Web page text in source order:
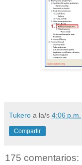
Tukero a la/s 4:06 p.m.
Compartir
175 comentarios: